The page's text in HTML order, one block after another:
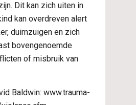
Dit kan zich uiten in
kan overdreven alert
duimzuigen en zich
bovengenoemde
of misbruik van
Baldwin: www.trauma-